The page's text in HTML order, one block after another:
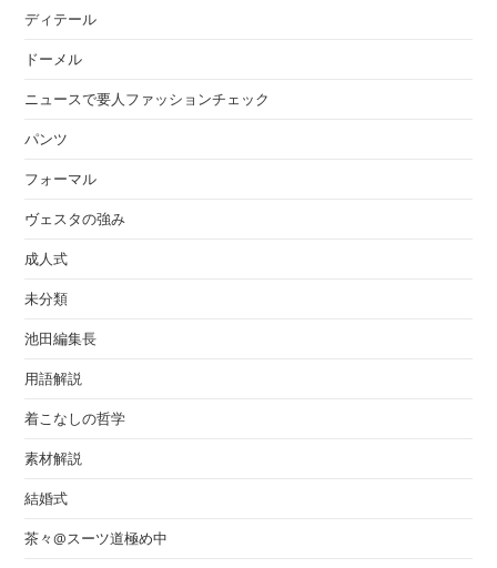
ディテール
ドーメル
ニュースで要人ファッションチェック
パンツ
フォーマル
ヴェスタの強み
成人式
未分類
池田編集長
用語解説
着こなしの哲学
素材解説
結婚式
茶々@スーツ道極め中